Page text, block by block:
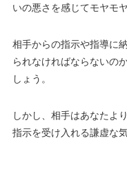
いの悪さを感じてモヤモ
相手からの指示や指導に
られなければならないの
しょう。
しかし、相手はあなたよ
指示を受け入れる謙虚な